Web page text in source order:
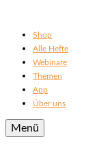
Shop
Alle Hefte
Webinare
Themen
App
Über uns
Menü